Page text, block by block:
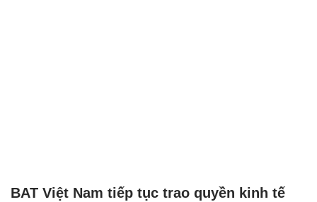
BAT Việt Nam tiếp tục trao quyền kinh tế